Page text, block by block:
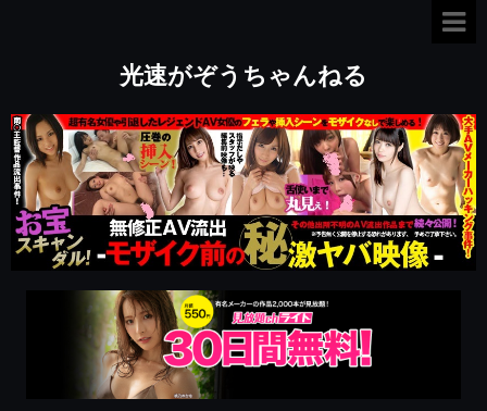
光速がぞうちゃんねる